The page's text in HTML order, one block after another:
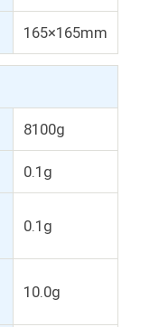
165×165mm
8100g
0.1g
0.1g
10.0g